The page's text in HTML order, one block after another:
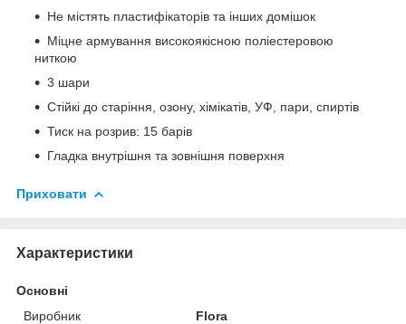
Не містять пластифікаторів та інших домішок
Міцне армування високоякісною поліестеровою
ниткою
3 шари
Стійкі до старіння, озону, хімікатів, УФ, пари, спиртів
Тиск на розрив: 15 барів
Гладка внутрішня та зовнішня поверхня
Приховати
Характеристики
Основні
Виробник
Flora